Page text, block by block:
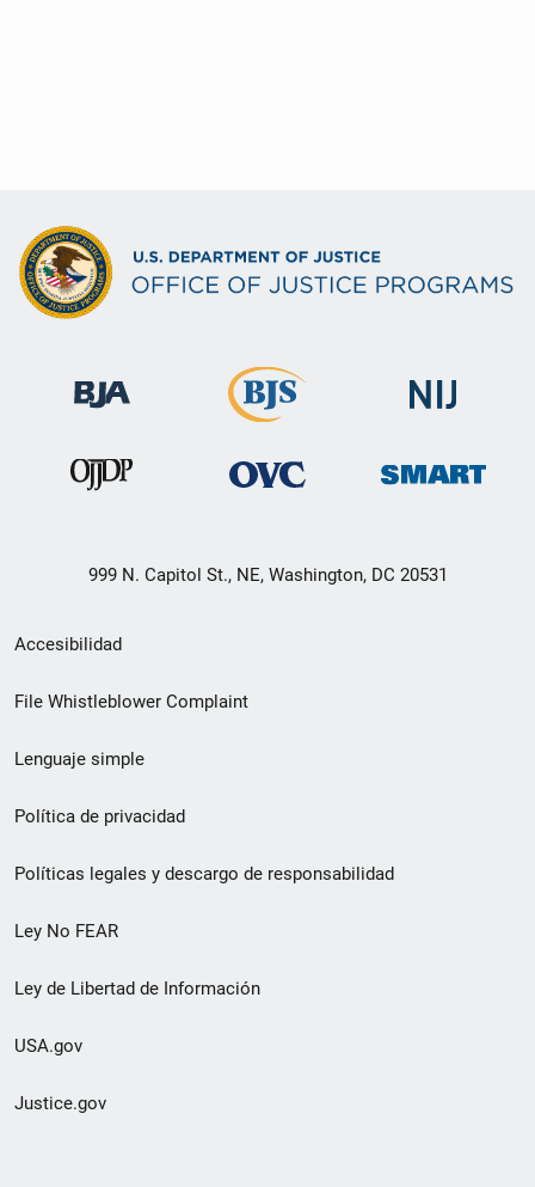
999 N. Capitol St., NE, Washington, DC 20531
Menú
de
de
pie
de
página
Accesibilidad
File Whistleblower Complaint
Lenguaje simple
Política de privacidad
Políticas legales y descargo de responsabilidad
Ley No FEAR
Ley de Libertad de Información
USA.gov
Justice.gov